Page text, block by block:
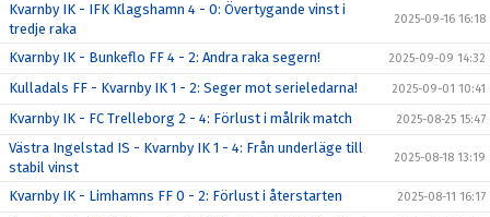
Kvarnby IK - IFK Klagshamn 4 - 0: Övertygande vinst i
tredje raka
2025-09-16 16:18
Kvarnby IK - Bunkeflo FF 4 - 2: Andra raka segern! 2025-09-09 14:32
Kulladals FF - Kvarnby IK 1 - 2: Seger mot serieledarna! 2025-09-01 10:41
Kvarnby IK - FC Trelleborg 2 - 4: Förlust i målrik match 2025-08-25 15:47
Västra Ingelstad IS - Kvarnby IK 1 - 4: Från underläge till
stabil vinst
2025-08-18 13:19
Kvarnby IK - Limhamns FF 0 - 2: Förlust i återstarten 2025-08-11 16:17